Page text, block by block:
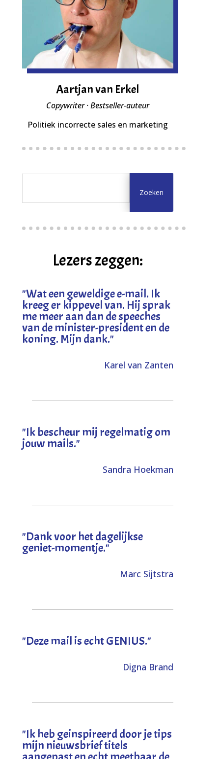
Aartjan van Erkel
Copywriter · Bestseller-auteur
Politiek incorrecte sales en marketing
Lezers zeggen:
"Wat een geweldige e-mail. Ik
kreeg er kippevel van. Hij sprak
me meer aan dan de speeches
van de minister-president en de
koning. Mijn dank."
Karel van Zanten
"Ik bescheur mij regelmatig om
jouw mails."
Sandra Hoekman
"Dank voor het dagelijkse
geniet-momentje."
Marc Sijtstra
"Deze mail is echt GENIUS."
Digna Brand
"Ik heb geinspireerd door je tips
mijn nieuwsbrief titels